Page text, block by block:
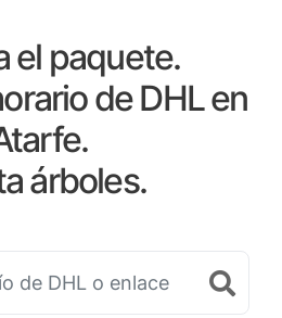
el paquete.
de DHL en
árboles.